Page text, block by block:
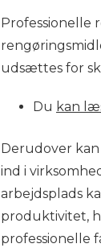
Professionelle
udsættes for
Du kan
Derudover
ind i
arbejdsplads
produktivitet,
professionelle